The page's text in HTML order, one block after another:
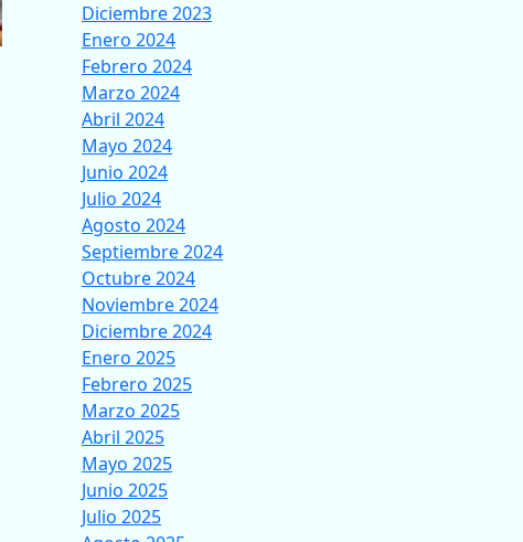
Diciembre 2023
Enero 2024
Febrero 2024
Marzo 2024
Abril 2024
Mayo 2024
Junio 2024
Julio 2024
Agosto 2024
Septiembre 2024
Octubre 2024
Noviembre 2024
Diciembre 2024
Enero 2025
Febrero 2025
Marzo 2025
Abril 2025
Mayo 2025
Junio 2025
Julio 2025